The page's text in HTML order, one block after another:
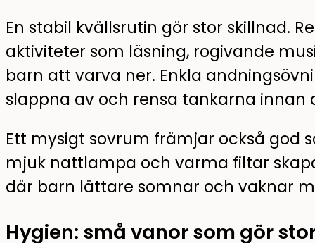
En stabil kvällsrutin gör stor skillnad.
aktiviteter som läsning, rogivande
barn att varva ner. Enkla
slappna av och rensa tankarna innan
Ett mysigt sovrum främjar också god
mjuk nattlampa och varma filtar
där barn lättare somnar och vaknar
Hygien: små vanor som gör